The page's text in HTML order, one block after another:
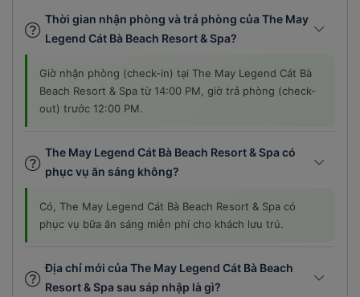
Thời gian nhận phòng và trả phòng của The May
Legend Cát Bà Beach Resort & Spa?
Giờ nhận phòng (check-in) tại The May Legend Cát Bà
Beach Resort & Spa từ 14:00 PM, giờ trả phòng (check-
out) trước 12:00 PM.
The May Legend Cát Bà Beach Resort & Spa có
phục vụ ăn sáng không?
Có, The May Legend Cát Bà Beach Resort & Spa có
phục vụ bữa ăn sáng miễn phí cho khách lưu trú.
Địa chỉ mới của The May Legend Cát Bà Beach
Resort & Spa sau sáp nhập là gì?